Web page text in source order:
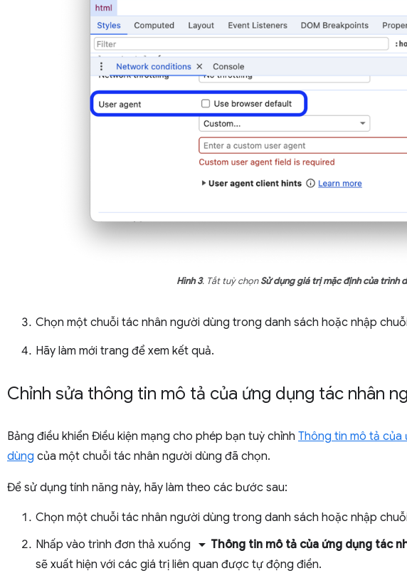
Hình 3. Tắt tuỳ chọnSử dụng giá trị mặc định của trình
Chọn một chuỗi tác nhân người dùng trong danh sách hoặc nhập
Hãy làm mới trang để xem kết quả.
Chỉnh sửa thông tin mô tả của ứng dụng tác nhân
Bảng điều khiển Điều kiện mạng cho phép bạn tuỳ chỉnh Thông tin mô tả
dùng của một chuỗi tác nhân người dùng đã chọn.
Để sử dụng tính năng này, hãy làm theo các bước sau:
Chọn một chuỗi tác nhân người dùng trong danh sách hoặc nhập
Nhấp vào trình đơn thả xuống arrow_drop_down Thông tin mô tả của ứng dụng tác
sẽ xuất hiện với các giá trị liên quan được tự động điền.